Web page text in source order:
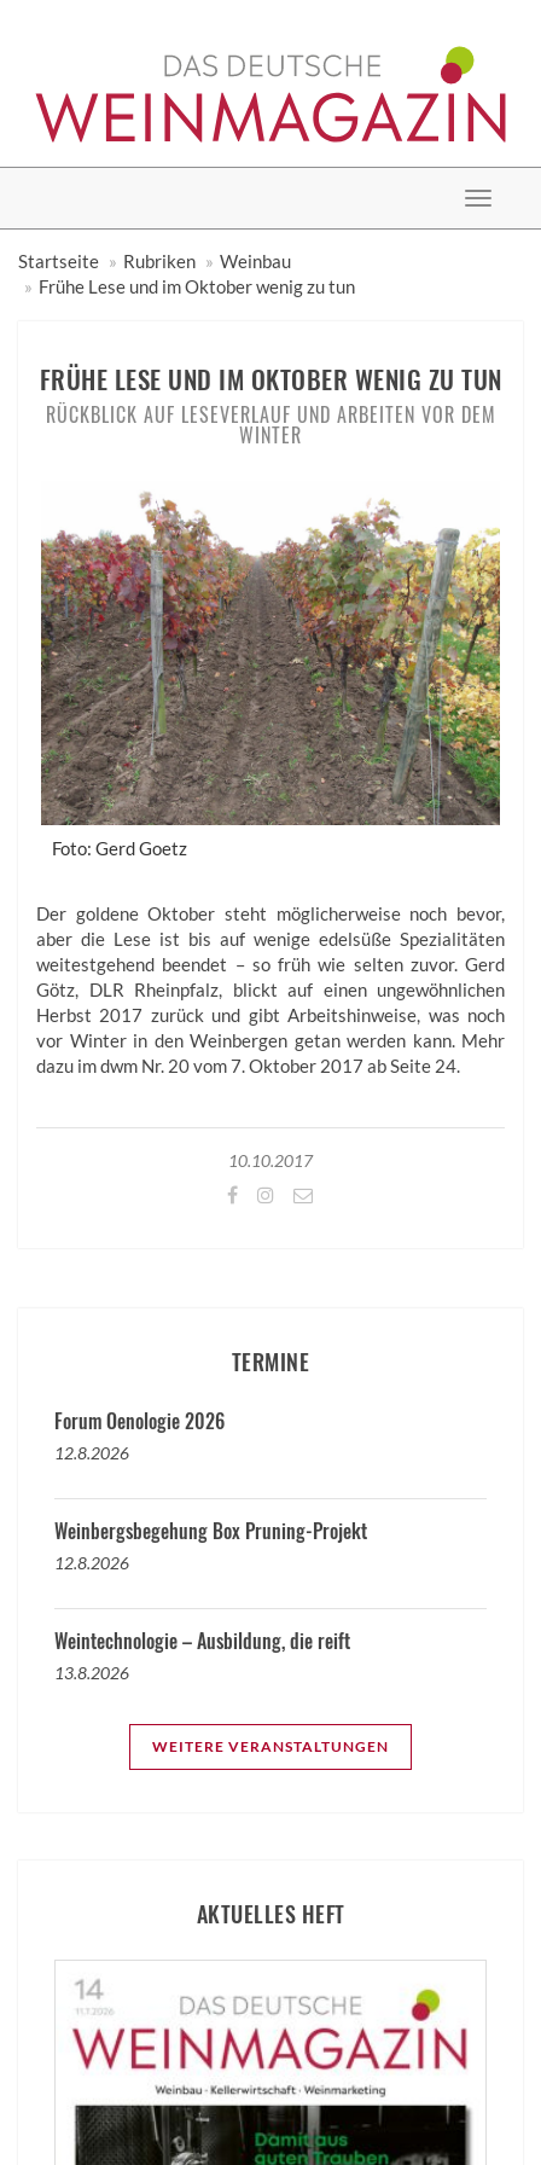
Toggle
Startseite
Rubriken
Weinbau
Frühe Lese und im Oktober wenig zu tun
FRÜHE LESE UND IM OKTOBER WENIG ZU TUN
RÜCKBLICK AUF LESEVERLAUF UND ARBEITEN VOR DEM
WINTER
Foto: Gerd Goetz
Der goldene Oktober steht möglicherweise noch bevor,
aber die Lese ist bis auf wenige edelsüße Spezialitäten
weitestgehend beendet – so früh wie selten zuvor. Gerd
Götz, DLR Rheinpfalz, blickt auf einen ungewöhnlichen
Herbst 2017 zurück und gibt Arbeitshinweise, was noch
vor Winter in den Weinbergen getan werden kann. Mehr
dazu im dwm Nr. 20 vom 7. Oktober 2017 ab Seite 24.
10.10.2017
TERMINE
Forum Oenologie 2026
12.8.2026
Weinbergsbegehung Box Pruning-Projekt
12.8.2026
Weintechnologie – Ausbildung, die reift
13.8.2026
WEITERE VERANSTALTUNGEN
AKTUELLES HEFT